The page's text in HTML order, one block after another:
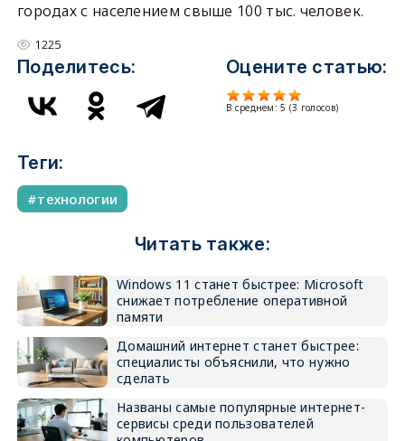
городах с населением свыше 100 тыс. человек.
1225
Поделитесь: Оцените статью:
В среднем:5 (3 голосов)
Теги:
технологии
Читать также:
Windows 11 станет быстрее: Microsoft
снижает потребление оперативной
памяти
Домашний интернет станет быстрее:
специалисты объяснили, что нужно
сделать
Названы самые популярные интернет-
сервисы среди пользователей